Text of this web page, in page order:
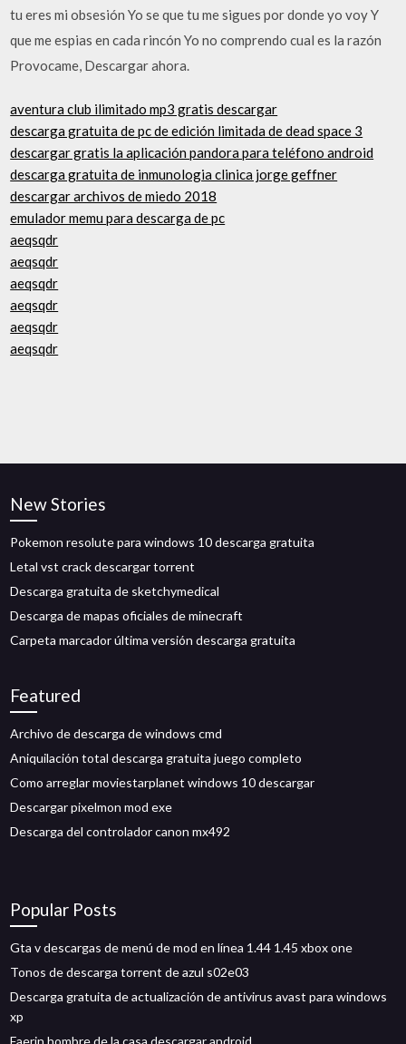
tu eres mi obsesión Yo se que tu me sigues por donde yo voy Y
que me espias en cada rincón Yo no comprendo cual es la razón
Provocame, Descargar ahora.
aventura club ilimitado mp3 gratis descargar
descarga gratuita de pc de edición limitada de dead space 3
descargar gratis la aplicación pandora para teléfono android
descarga gratuita de inmunologia clinica jorge geffner
descargar archivos de miedo 2018
emulador memu para descarga de pc
aeqsqdr
aeqsqdr
aeqsqdr
aeqsqdr
aeqsqdr
aeqsqdr
New Stories
Pokemon resolute para windows 10 descarga gratuita
Letal vst crack descargar torrent
Descarga gratuita de sketchymedical
Descarga de mapas oficiales de minecraft
Carpeta marcador última versión descarga gratuita
Featured
Archivo de descarga de windows cmd
Aniquilación total descarga gratuita juego completo
Como arreglar moviestarplanet windows 10 descargar
Descargar pixelmon mod exe
Descarga del controlador canon mx492
Popular Posts
Gta v descargas de menú de mod en línea 1.44 1.45 xbox one
Tonos de descarga torrent de azul s02e03
Descarga gratuita de actualización de antivirus avast para windows
xp
Faerin hombre de la casa descargar android